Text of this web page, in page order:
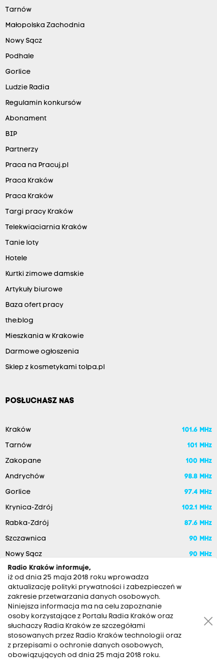
Tarnów
Małopolska Zachodnia
Nowy Sącz
Podhale
Gorlice
Ludzie Radia
Regulamin konkursów
Abonament
BIP
Partnerzy
Praca na Pracuj.pl
Praca Kraków
Praca Kraków
Targi pracy Kraków
Telekwiaciarnia Kraków
Tanie loty
Hotele
Kurtki zimowe damskie
Artykuły biurowe
Baza ofert pracy
the:blog
Mieszkania w Krakowie
Darmowe ogłoszenia
Sklep z kosmetykami tolpa.pl
POSŁUCHASZ NAS
Kraków 101.6 MHz
Tarnów 101 MHz
Zakopane 100 MHz
Andrychów 98.8 MHz
Gorlice 97.4 MHz
Krynica-Zdrój 102.1 MHz
Rabka-Zdrój 87.6 MHz
Szczawnica 90 MHz
Nowy Sącz 90 MHz
RADIO KRAKÓW SA. Aleja Juliusza Słowackiego 22, 30-007
Kraków
Radio Kraków informuje,
iż od dnia 25 maja 2018 roku wprowadza
aktualizację polityki prywatności i zabezpieczeń w
zakresie przetwarzania danych osobowych.
Niniejsza informacja ma na celu zapoznanie
osoby korzystające z Portalu Radia Kraków oraz
słuchaczy Radia Kraków ze szczegółami
stosowanych przez Radio Kraków technologii oraz
z przepisami o ochronie danych osobowych,
obowiązujących od dnia 25 maja 2018 roku.